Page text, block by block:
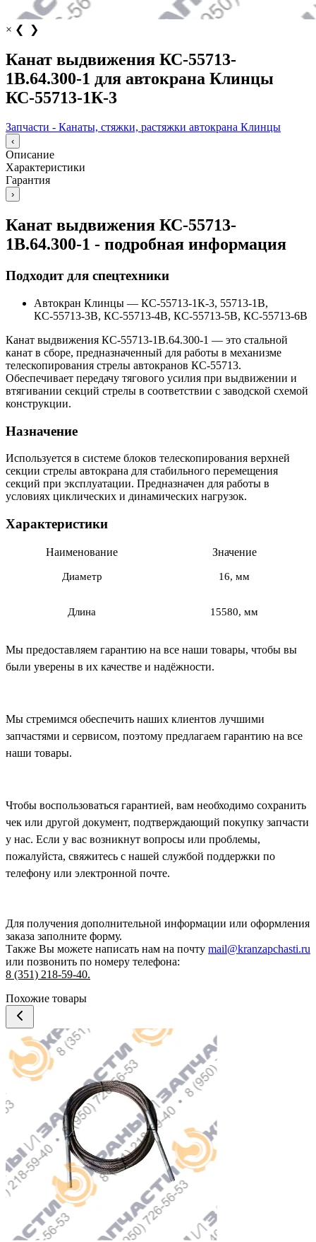
× ❮ ❯
Канат выдвижения КС-55713-
1В.64.300-1 для автокрана Клинцы
КС-55713-1К-3
Запчасти - Канаты, стяжки, растяжки автокрана Клинцы
‹
Описание
Характеристики
Гарантия
›
Канат выдвижения КС-55713-
1В.64.300-1 - подробная информация
Подходит для спецтехники
Автокран Клинцы — КС-55713-1К-3, 55713-1В,
КС-55713-3В, КС-55713-4В, КС-55713-5В, КС-55713-6В
Канат выдвижения КС-55713-1В.64.300-1 — это стальной
канат в сборе, предназначенный для работы в механизме
телескопирования стрелы автокранов КС-55713.
Обеспечивает передачу тягового усилия при выдвижении и
втягивании секций стрелы в соответствии с заводской схемой
конструкции.
Назначение
Используется в системе блоков телескопирования верхней
секции стрелы автокрана для стабильного перемещения
секций при эксплуатации. Предназначен для работы в
условиях циклических и динамических нагрузок.
Характеристики
Наименование Значение
Диаметр 16, мм
Длина 15580, мм
Мы предоставляем гарантию на все наши товары, чтобы вы
были уверены в их качестве и надёжности.
Мы стремимся обеспечить наших клиентов лучшими
запчастями и сервисом, поэтому предлагаем гарантию на все
наши товары.
Чтобы воспользоваться гарантией, вам необходимо сохранить
чек или другой документ, подтверждающий покупку запчасти
у нас. Если у вас возникнут вопросы или проблемы,
пожалуйста, свяжитесь с нашей службой поддержки по
телефону или электронной почте.
Для получения дополнительной информации или оформления
заказа заполните форму.
Также Вы можете написать нам на почту mail@kranzapchasti.ru
или позвонить по номеру телефона:
8 (351) 218-59-40.
Похожие товары